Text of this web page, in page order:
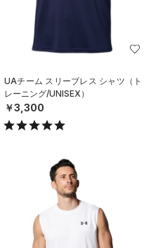
UAチーム スリーブレス シャツ（ト
レーニング/UNISEX）
￥3,300